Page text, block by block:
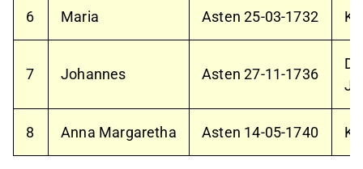
6 Maria Asten25-03-1732
7 Johannes Asten27-11-1736
8 Anna Margaretha Asten 14-05-1740